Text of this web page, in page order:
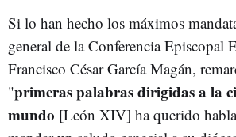
Si lo han hecho los máximos
general de la Conferencia Episcopal
Francisco César García Magán,
"primeras palabras dirigidas a la
mundo [León XIV] ha querido